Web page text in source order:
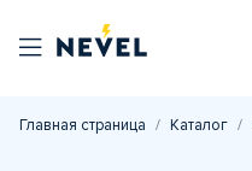
Главная страница Каталог